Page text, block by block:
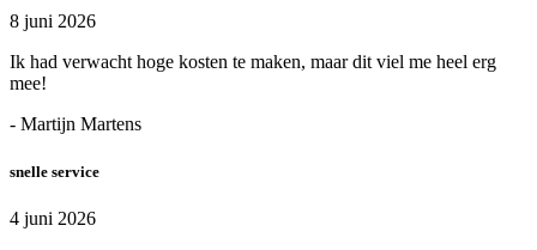
8 juni 2026
Ik had verwacht hoge kosten te maken, maar dit viel me heel erg
mee!
- Martijn Martens
snelle service
4 juni 2026